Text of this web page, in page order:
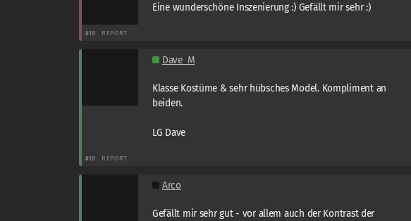
Eine wunderschöne Inszenierung :) Gefällt mir sehr :)
#19 REPORT
Dave_M
Klasse Kostüme & sehr hübsches Model. Kompliment an
beiden.
LG Dave
#18 REPORT
Arco
Gefällt mir sehr gut - vor allem auch der Kontrast der